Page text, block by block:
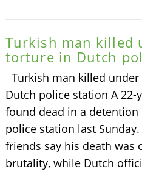
Turkish man killed
torture in Dutch
Turkish man killed
Dutch police station A 22-
found dead in a detention
police station last
friends say his death was
brutality, while Dutch